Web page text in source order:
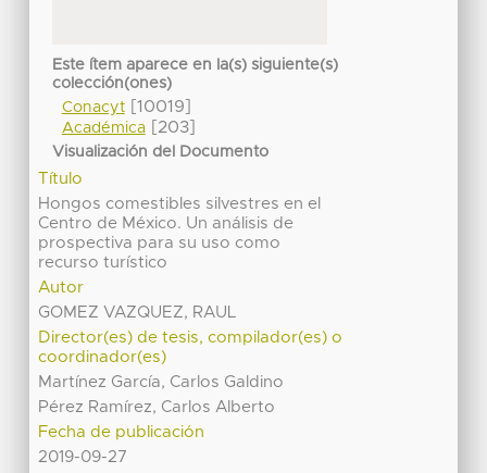
Este ítem aparece en la(s) siguiente(s)
colección(ones)
Conacyt[10019]
Académica[203]
Visualización del Documento
Título
Hongos comestibles silvestres en el
Centro de México. Un análisis de
prospectiva para su uso como
recurso turístico
Autor
GOMEZ VAZQUEZ, RAUL
Director(es) de tesis, compilador(es) o
coordinador(es)
Martínez García, Carlos Galdino
Pérez Ramírez, Carlos Alberto
Fecha de publicación
2019-09-27